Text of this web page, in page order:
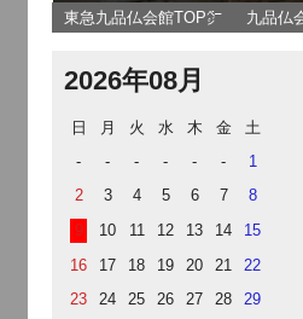
東急九品仏会館TOP㌻ 九品仏
2026年08月
日 月 火 水 木 金
土
-
- - - - -
1
2
3 4 5 6 7
8
9
10 11 12 13 14
15
16
17 18 19 20 21
22
23
24 25 26 27 28
29